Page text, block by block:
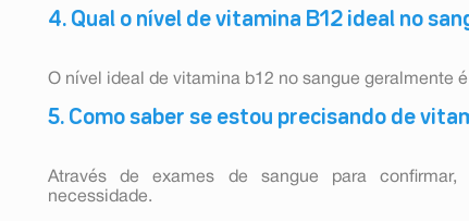
4. Qual o nível de vitamina B12 ideal no
O nível ideal de vitamina b12 no sangue geralmente
5. Como saber se estou precisando de
Através de exames de sangue para
necessidade.